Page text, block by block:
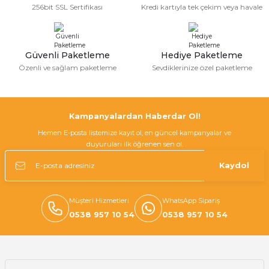
Ürün fiyatı diğer sitelerden daha pahalı.
Bu ürüne benzer farklı alternatifler olmalı.
256bit SSL Sertifikası Kredi kartıyla tek çekim veya havale
Güvenli Paketleme
Özenli ve sağlam paketleme
Hediye Paketleme
Sevdiklerinize özel paketleme
Kampanyalardan Haberdar Ol!
Hemen E-posta listemize kayıt ol, en güncel kampanyalar ve
duyuruları ilk öğrenen sen ol.
Kaydol
Müşteri Hizmetleri
0538 957 10 54
WhatsApp Sipariş
0538 957 10 54